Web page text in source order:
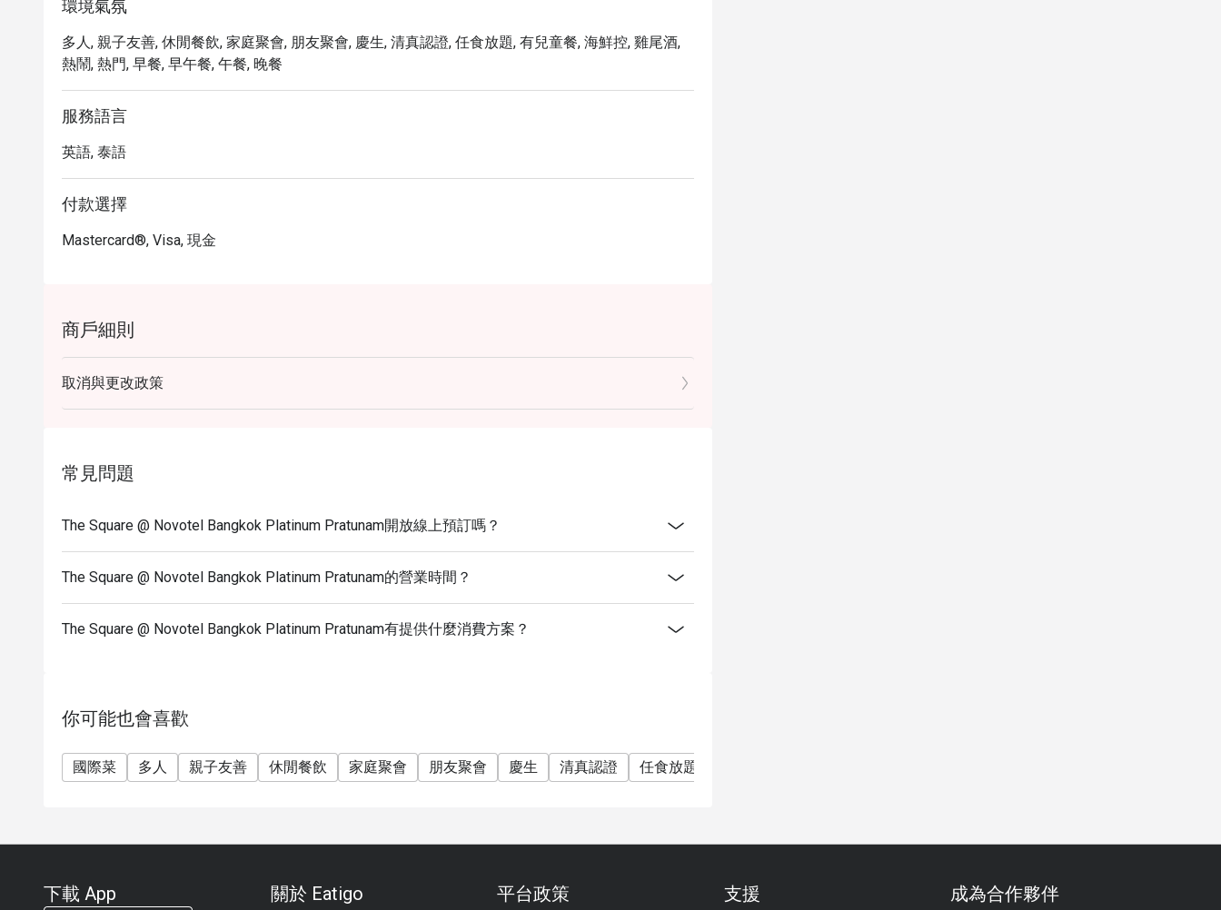
環境氣氛
多人, 親子友善, 休閒餐飲, 家庭聚會, 朋友聚會, 慶生, 清真認證, 任食放題, 有兒童餐, 海鮮控, 雞尾酒,
熱鬧, 熱門, 早餐, 早午餐, 午餐, 晚餐
服務語言
英語, 泰語
付款選擇
Mastercard®, Visa, 現金
商戶細則
取消與更改政策
常見問題
The Square @ Novotel Bangkok Platinum Pratunam開放線上預訂嗎？
The Square @ Novotel Bangkok Platinum Pratunam的營業時間？
The Square @ Novotel Bangkok Platinum Pratunam有提供什麼消費方案？
你可能也會喜歡
國際菜 多人 親子友善 休閒餐飲 家庭聚會 朋友聚會 慶生 清真認證 任食放題
下載 App 關於 Eatigo 平台政策 支援 成為合作夥伴